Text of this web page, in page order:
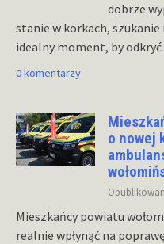
dobrze
stanie w korkach, szukanie
idealny moment, by odkryć
0 komentarzy
o nowej
Mieszkańcy powiatu
realnie wpłynąć na